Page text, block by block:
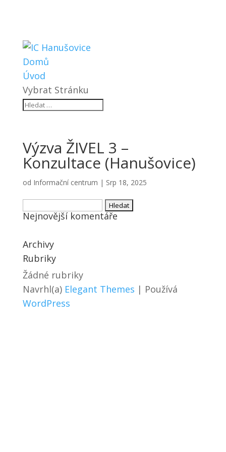
Domů
Úvod
Vybrat Stránku
Výzva ŽIVEL 3 –
Konzultace (Hanušovice)
od Informační centrum | Srp 18, 2025
Vyhledávání
Nejnovější komentáře
Archivy
Rubriky
Žádné rubriky
Navrhl(a) Elegant Themes | Používá
WordPress